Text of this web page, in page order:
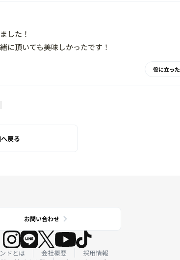
した！
に頂いても美味しかったです！
役に立った
戻る
お問い合わせ
ドとは 会社概要
採用情報